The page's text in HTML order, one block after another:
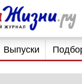
Выпуски